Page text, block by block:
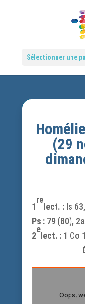
Sélectionner une
(29
1
re
lect. : Is
Ps : 79 (80),
2
e
lect. : 1 Co